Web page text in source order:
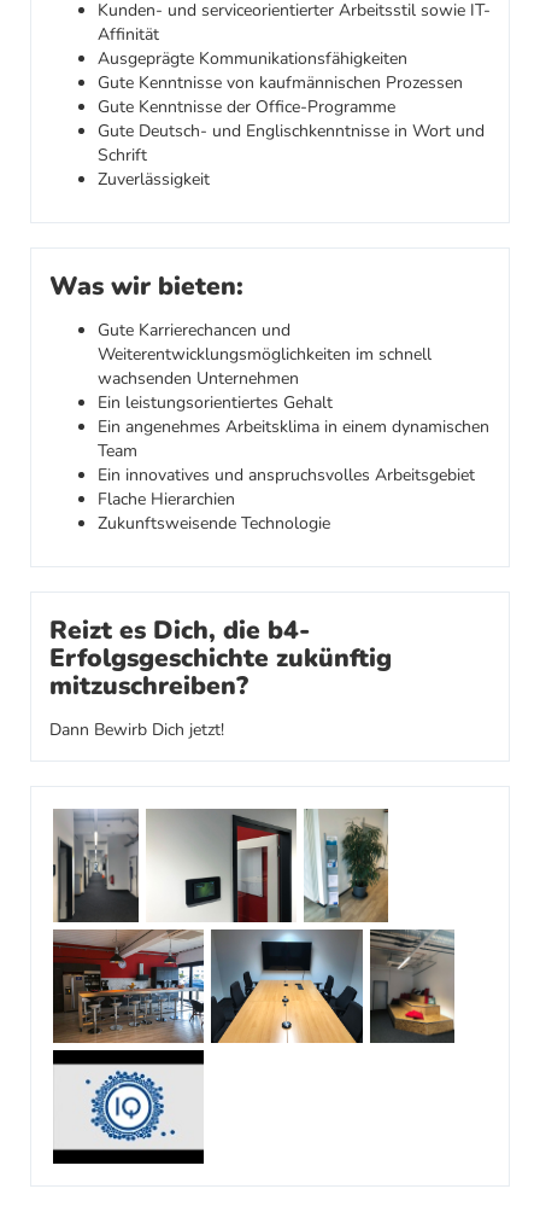
Kunden- und serviceorientierter Arbeitsstil sowie IT-
Affinität
Ausgeprägte Kommunikationsfähigkeiten
Gute Kenntnisse von kaufmännischen Prozessen
Gute Kenntnisse der Office-Programme
Gute Deutsch- und Englischkenntnisse in Wort und
Schrift
Zuverlässigkeit
Was wir bieten:
Gute Karrierechancen und
Weiterentwicklungsmöglichkeiten im schnell
wachsenden Unternehmen
Ein leistungsorientiertes Gehalt
Ein angenehmes Arbeitsklima in einem dynamischen
Team
Ein innovatives und anspruchsvolles Arbeitsgebiet
Flache Hierarchien
Zukunftsweisende Technologie
Reizt es Dich, die b4-
Erfolgsgeschichte zukünftig
mitzuschreiben?
Dann Bewirb Dich jetzt!